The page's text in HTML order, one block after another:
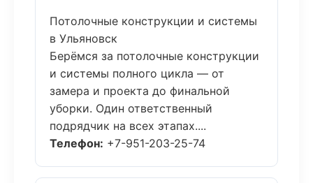
Потолочные конструкции и системы
в Ульяновск
Берёмся за потолочные конструкции
и системы полного цикла — от
замера и проекта до финальной
уборки. Один ответственный
подрядчик на всех этапах....
Телефон: +7-951-203-25-74